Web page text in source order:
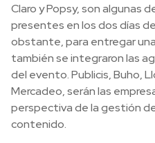
Claro y Popsy, son algunas
presentes en los dos días
obstante, para entregar
también se integraron las
del evento. Publicis, Buho,
Mercadeo, serán las
perspectiva de la gestión
contenido.